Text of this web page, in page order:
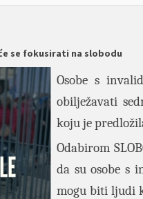
se fokusirati na slobodu
Osobe s
obilježavati
koju je
Odabirom
da su osobe s
mogu biti ljudi